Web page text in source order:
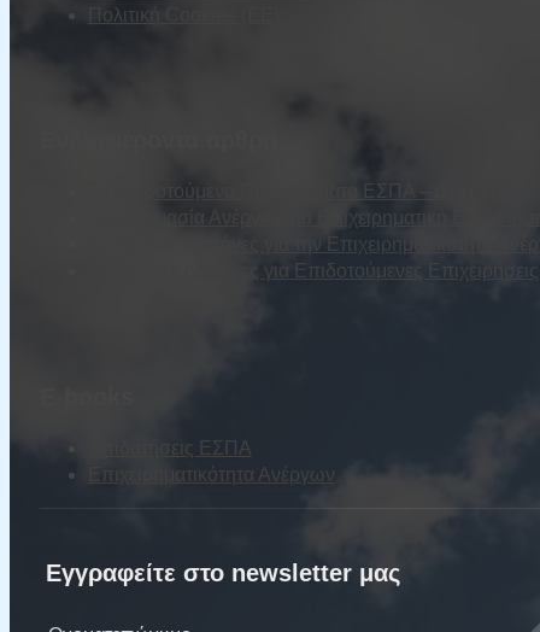
Πολιτική Cookies (ΕΕ)
Τα Επιδοτούμενα Προγράμματα ΕΣΠΑ – ΔΥΠΑ
Προετοιμασία Ανέργου για Επιχειρηματική
Επιλέξιμες Δαπάνες για την Επιχειρηματικότητα
Επιλέξιμες Δαπάνες για Επιδοτούμενες
Επιδοτήσεις ΕΣΠΑ
Επιχειρηματικότητα Ανέργων
Εγγραφείτε στο newsletter μας